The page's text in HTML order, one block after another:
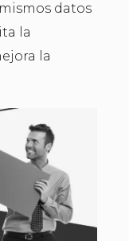
datos
la
la